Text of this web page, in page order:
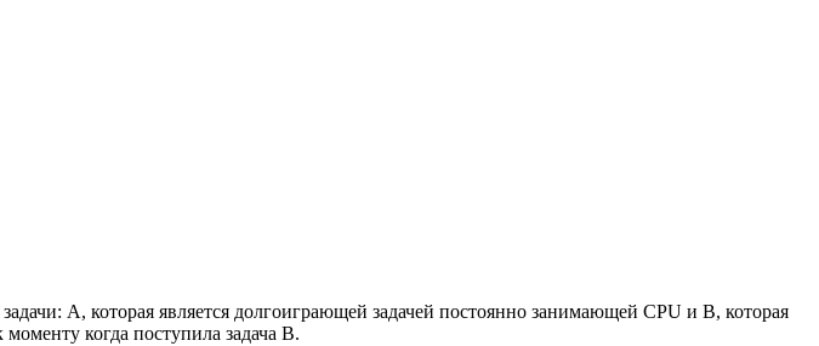
А, которая является долгоиграющей задачей постоянно занимающей CPU и B, которая
когда поступила задача B.